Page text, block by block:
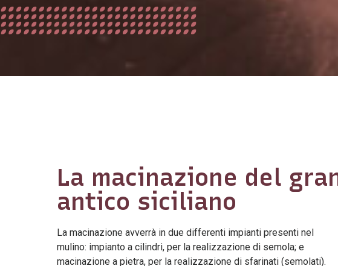
La macinazione del
antico siciliano
La macinazione avverrà in due differenti impianti presenti nel
mulino: impianto a cilindri, per la realizzazione di semola; e
macinazione a pietra, per la realizzazione di sfarinati (semolati).